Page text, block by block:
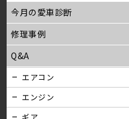
今月の愛車診断
修理事例
Q&A
エアコン
エンジン